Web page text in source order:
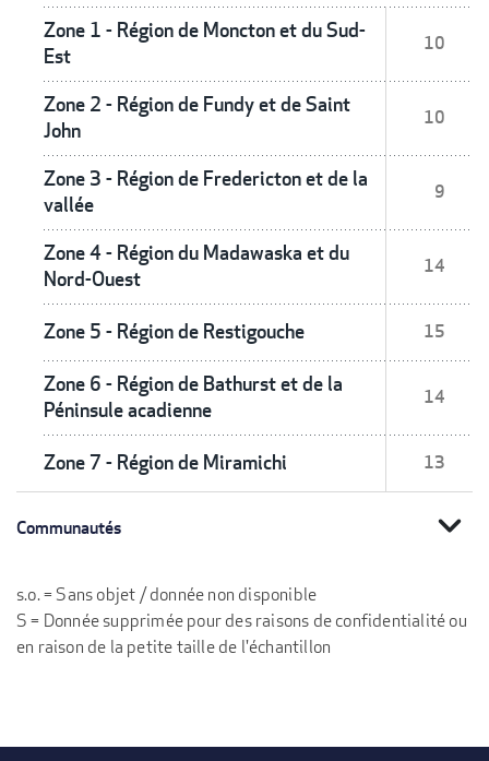
Zone 1 - Région de Moncton et du Sud-
Est
10
Zone 2 - Région de Fundy et de Saint
John
10
Zone 3 - Région de Fredericton et de la
vallée
9
Zone 4 - Région du Madawaska et du
Nord-Ouest
14
Zone 5 - Région de Restigouche 15
Zone 6 - Région de Bathurst et de la
Péninsule acadienne
14
Zone 7 - Région de Miramichi 13
Communautés expand_more
s.o. = Sans objet / donnée non disponible
S = Donnée supprimée pour des raisons de confidentialité ou
en raison de la petite taille de l'échantillon